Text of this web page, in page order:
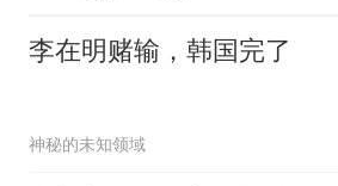
李在明赌输，韩国完了
神秘的未知领域